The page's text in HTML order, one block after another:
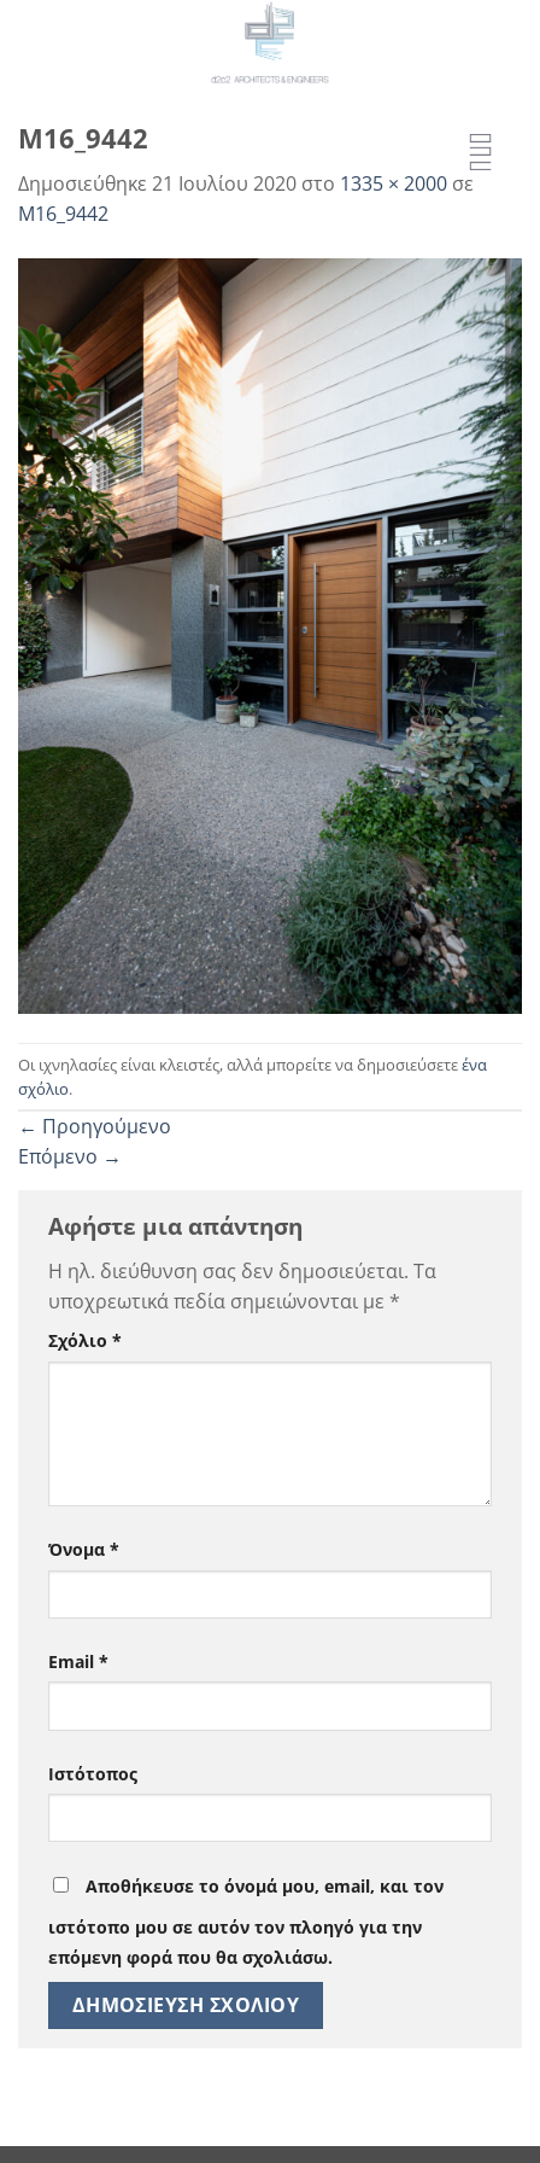
M16_9442
Δημοσιεύθηκε 21 Ιουλίου 2020 στο 1335 × 2000 σε
M16_9442
Οι ιχνηλασίες είναι κλειστές, αλλά μπορείτε να δημοσιεύσετεένα
σχόλιο.
← Προηγούμενο
Επόμενο →
Αφήστε μια απάντηση
Η ηλ. διεύθυνση σας δεν δημοσιεύεται. Τα
υποχρεωτικά πεδία σημειώνονται με *
Σχόλιο *
Όνομα *
Email *
Ιστότοπος
Αποθήκευσε το όνομά μου, email, και τον
ιστότοπο μου σε αυτόν τον πλοηγό για την
επόμενη φορά που θα σχολιάσω.